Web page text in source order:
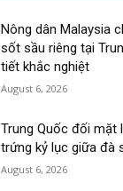
Nông dân Malaysia
sốt sầu riêng tại
tiết khắc nghiệt
August 6, 2026
Trung Quốc đối mặt
trứng kỷ lục giữa đà
August 6, 2026